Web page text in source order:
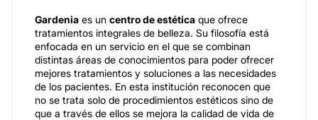
Gardenia es un centro de estética que ofrece
tratamientos integrales de belleza. Su filosofía está
enfocada en un servicio en el que se combinan
distintas áreas de conocimientos para poder ofrecer
mejores tratamientos y soluciones a las necesidades
de los pacientes. En esta institución reconocen que
no se trata solo de procedimientos estéticos sino de
que a través de ellos se mejora la calidad de vida de